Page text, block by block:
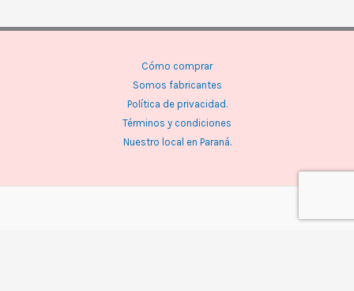
Cómo comprar
Somos fabricantes
Política de privacidad.
Términos y condiciones
Nuestro local en Paraná.